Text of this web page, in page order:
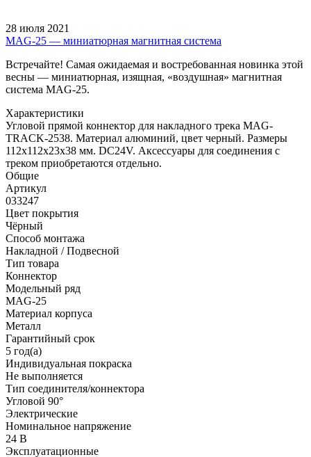
28 июля 2021
MAG-25 — миниатюрная магнитная система
Встречайте! Самая ожидаемая и востребованная новинка этой
весны — миниатюрная, изящная, «воздушная» магнитная
система MAG-25.
Характеристики
Угловой прямой коннектор для накладного трека MAG-
TRACK-2538. Материал алюминий, цвет черный. Размеры
112x112x23x38 мм. DC24V. Аксессуары для соединения с
треком приобретаются отдельно.
Общие
Артикул
033247
Цвет покрытия
Чёрный
Способ монтажа
Накладной / Подвесной
Тип товара
Коннектор
Модельный ряд
MAG-25
Материал корпуса
Металл
Гарантийный срок
5 год(а)
Индивидуальная покраска
Не выполняется
Тип соединителя/коннектора
Угловой 90°
Электрические
Номинальное напряжение
24 В
Эксплуатационные